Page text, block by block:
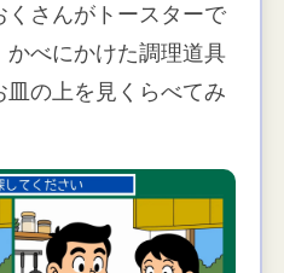
さんがトースターで
べにかけた調理道具
の上を見くらべてみ